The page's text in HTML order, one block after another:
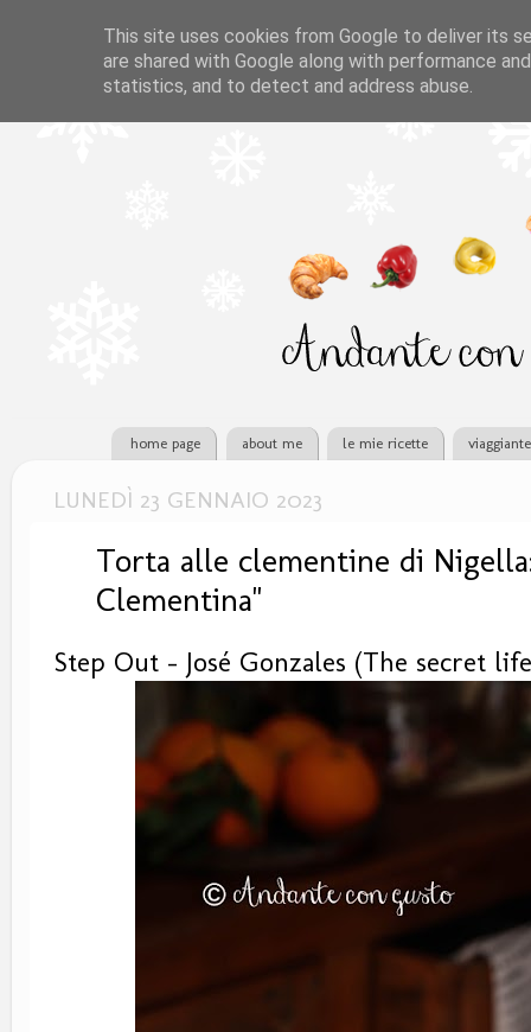
home page about me le mie ricette
LUNEDÌ 23 GENNAIO 2023
Torta alle clementine di
Clementina"
Step Out - José Gonzales (The secret
This site uses cookies from Google to deliver its
are shared with Google along with performance
statistics, and to detect and address abuse.